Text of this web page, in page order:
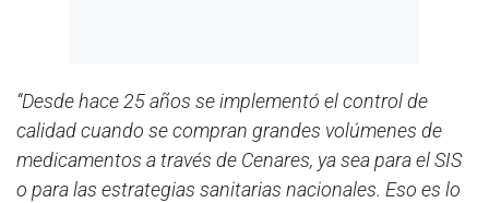
“Desde hace 25 años se implementó el control de
calidad cuando se compran grandes volúmenes de
medicamentos a través de Cenares, ya sea para el SIS
o para las estrategias sanitarias nacionales. Eso es lo